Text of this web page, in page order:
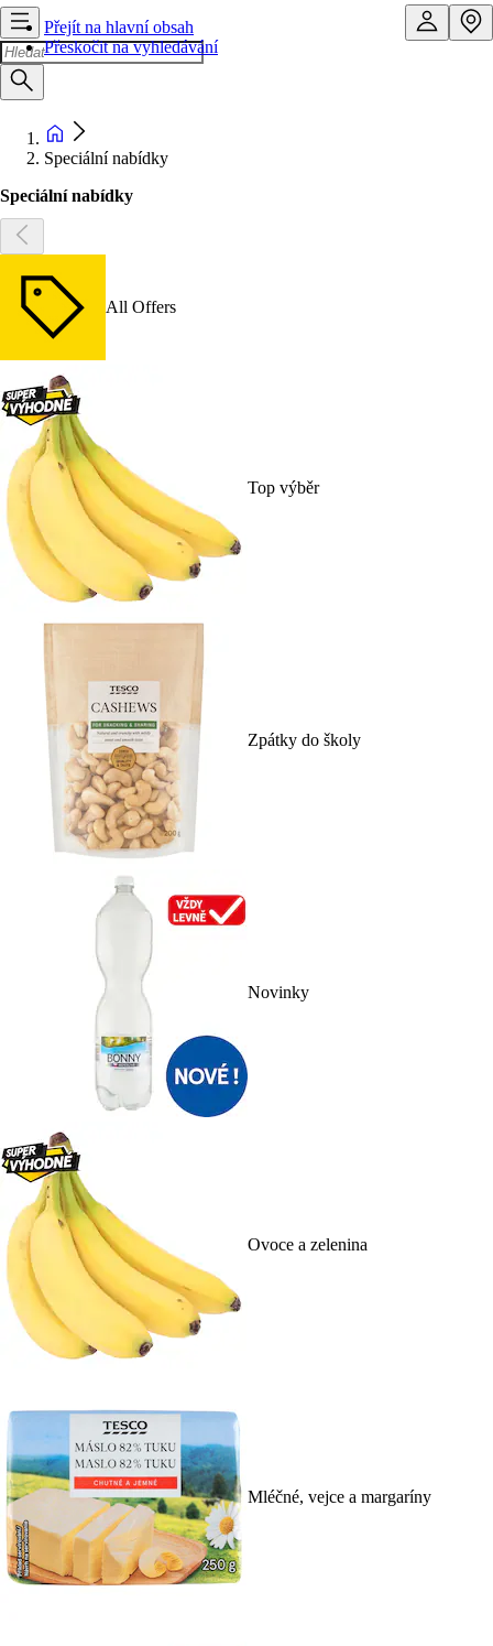
Přejít na hlavní obsah
Přeskočit na vyhledávání
Speciální nabídky
Speciální nabídky
All Offers
Top výběr
Zpátky do školy
Novinky
Ovoce a zelenina
Mléčné, vejce a margaríny